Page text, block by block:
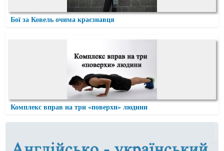
Бої за Ковель очима краєзнавця
Комплекс вправ на три «поверхи» людини